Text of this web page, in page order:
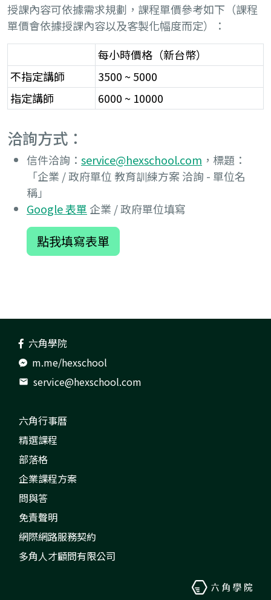
切版整合術
JavaScript 前端
修練全攻略
JavaScript 核心
篇
Vue 3 實戰影音課
程
React 實戰影音
課程
使用 gulp 進行網
頁前端自動化
Git & Github 程
式時光機
Sass 實戰全攻略
THE F2E JS 攻略
包
授課內容可依據需求規劃，課程單價參考如下（課程
單價會依據授課內容以及客製化幅度而定）：
每小時價格（新台幣）
不指定講師
3500 ~ 5000
指定講師
6000 ~ 10000
洽詢方式：
信件洽詢： service@hexschool.com ，標題：
「企業 / 政府單位 教育訓練方案 洽詢 - 單位名
稱」
Google 表單 企業 / 政府單位填寫
點我填寫表單
六角學院
m.me/hexschool
mail service@hexschool.com
六角行事曆
精選課程
部落格
企業課程方案
問與答
免責聲明
網際網路服務契約
多角人才顧問有限公司